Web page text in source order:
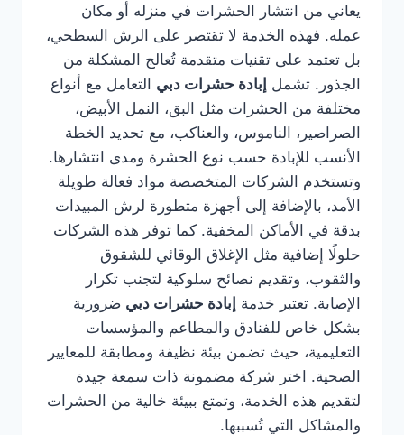
يعاني من انتشار الحشرات في منزله أو مكان
عمله. فهذه الخدمة لا تقتصر على الرش السطحي،
بل تعتمد على تقنيات متقدمة تُعالج المشكلة من
الجذور. تشمل إبادة حشرات دبي التعامل مع أنواع
مختلفة من الحشرات مثل البق، النمل الأبيض،
الصراصير، الناموس، والعناكب، مع تحديد الخطة
الأنسب للإبادة حسب نوع الحشرة ومدى انتشارها.
وتستخدم الشركات المتخصصة مواد فعالة طويلة
الأمد، بالإضافة إلى أجهزة متطورة لرش المبيدات
بدقة في الأماكن المخفية. كما توفر هذه الشركات
حلولًا إضافية مثل الإغلاق الوقائي للشقوق
والثقوب، وتقديم نصائح سلوكية لتجنب تكرار
الإصابة. تعتبر خدمة إبادة حشرات دبي ضرورية
بشكل خاص للفنادق والمطاعم والمؤسسات
التعليمية، حيث تضمن بيئة نظيفة ومطابقة للمعايير
الصحية. اختر شركة مضمونة ذات سمعة جيدة
لتقديم هذه الخدمة، وتمتع ببيئة خالية من الحشرات
والمشاكل التي تُسببها.